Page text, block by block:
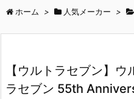
ホーム > 人気メーカー >
【ウルトラセブン】
ラセブン 55th